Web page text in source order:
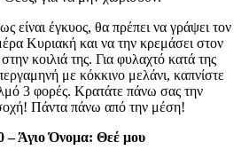
είναι έγκυος, θα πρέπει να γράψει τον
Κυριακή και να την κρεμάσει στον
κοιλιά της. Για φυλαχτό κατά της
με κόκκινο μελάνι, καπνίστε
3 φορές. Κρατάτε πάνω σας την
Πάντα πάνω από την μέση!
– Άγιο Όνομα: Θεέ μου